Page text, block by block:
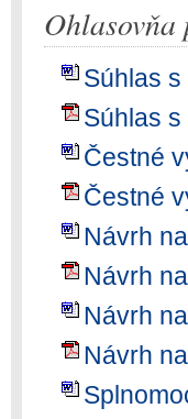
Ohlasovňa
Súhlas
Súhlas
Čestné
Čestné
Návrh
Návrh
Návrh
Návrh